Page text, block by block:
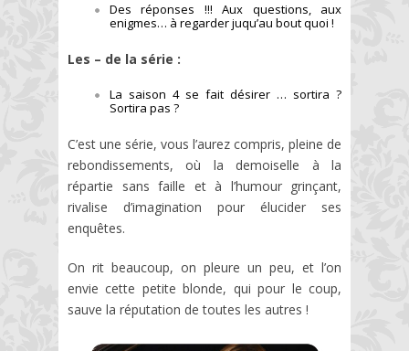
Des réponses !!! Aux questions, aux
enigmes… à regarder juqu’au bout quoi !
Les – de la série :
La saison 4 se fait désirer … sortira ?
Sortira pas ?
C’est une série, vous l’aurez compris, pleine de
rebondissements, où la demoiselle à la
répartie sans faille et à l’humour grinçant,
rivalise d’imagination pour élucider ses
enquêtes.
On rit beaucoup, on pleure un peu, et l’on
envie cette petite blonde, qui pour le coup,
sauve la réputation de toutes les autres !